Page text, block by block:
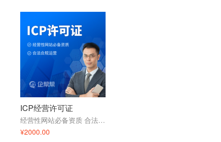
ICP经营许可证
经营性网站必备资质 合法合规运营
¥2000.00